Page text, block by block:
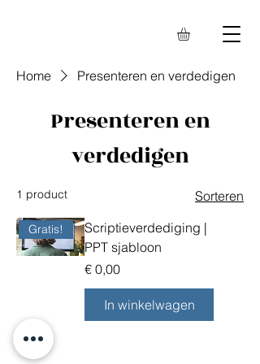
Home Presenteren en verdedigen
Presenteren en
verdedigen
1 product Sorteren
Gratis!
Scriptieverdediging |
PPT sjabloon
Prijs
€ 0,00
In winkelwagen